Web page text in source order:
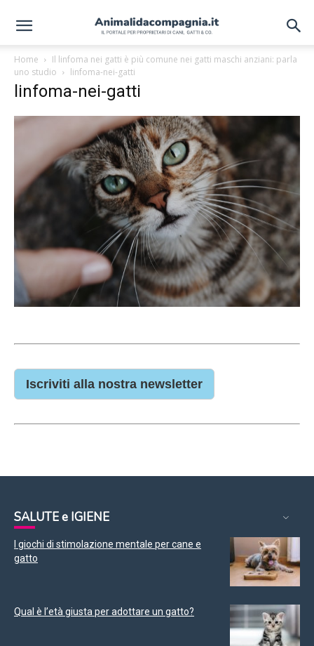
Home
Il linfoma nei gatti è più comune nei gatti maschi anziani: parla
uno studio
linfoma-nei-gatti
linfoma-nei-gatti
Iscriviti alla nostra newsletter
SALUTE e IGIENE
I giochi di stimolazione mentale per cane e
gatto
Qual è l’età giusta per adottare un gatto?